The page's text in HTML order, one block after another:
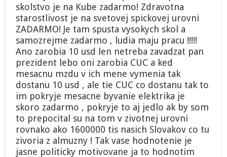
skolstvo je na Kube zadarmo! Zdravotna
starostlivost je na svetovej spickovej urovni
ZADARMO! Je tam spusta vysokych skol a
samozrejme zadarmo , ludia maju pracu !!!!!
Ano zarobia 10 usd len netreba zavadzat pan
prezident lebo oni zarobia CUC a ked
mesacnu mzdu v ich mene vymenia tak
dostanu 10 usd , ale tie CUC co dostanu tak to
im pokryje mesacne byvanie elektrika je
skoro zadarmo , pokryje to aj jedlo ak by som
to prepocital su na tom v zivotnej urovni
rovnako ako 1600000 tis nasich Slovakov co tu
zivoria z almuzny ! Tak vase hodnotenie je
jasne politicky motivovane ja to hodnotim